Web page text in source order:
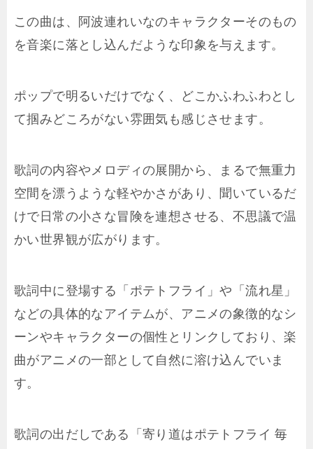
この曲は、阿波連れいなのキャラクターそのもの
を音楽に落とし込んだような印象を与えます。
ポップで明るいだけでなく、どこかふわふわとし
て掴みどころがない雰囲気も感じさせます。
歌詞の内容やメロディの展開から、まるで無重力
空間を漂うような軽やかさがあり、聞いているだ
けで日常の小さな冒険を連想させる、不思議で温
かい世界観が広がります。
歌詞中に登場する「ポテトフライ」や「流れ星」
などの具体的なアイテムが、アニメの象徴的なシ
ーンやキャラクターの個性とリンクしており、楽
曲がアニメの一部として自然に溶け込んでいま
す。
歌詞の出だしである「寄り道はポテトフライ 毎